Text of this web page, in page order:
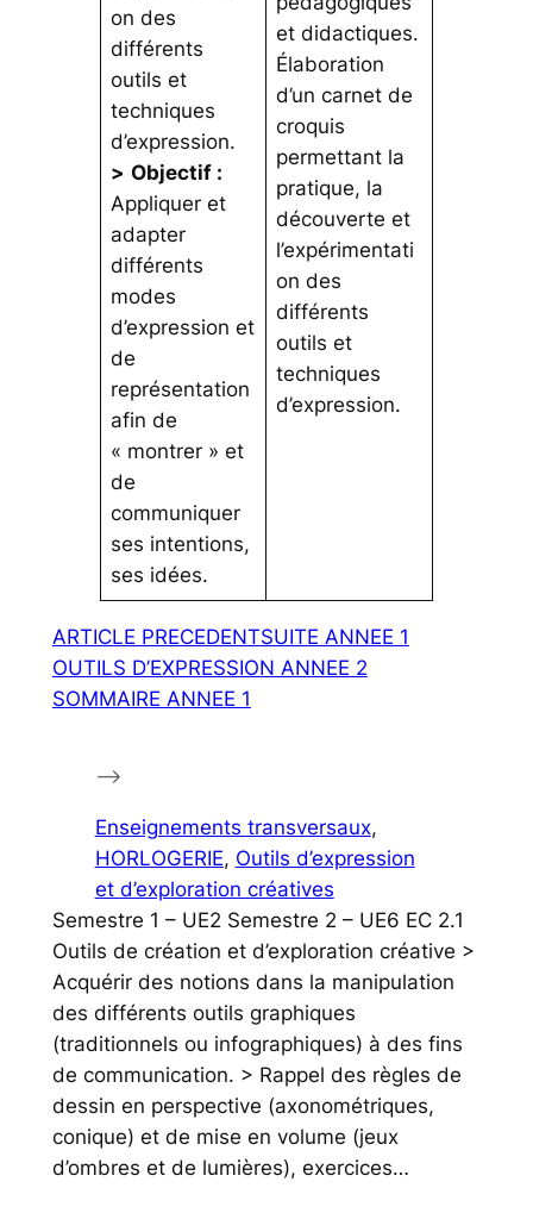
on des
différents
outils et
techniques
d’expression.
> Objectif :
Appliquer et
adapter
différents
modes
d’expression et
de
représentation
afin de
« montrer » et
de
communiquer
ses intentions,
ses idées.
et didactiques.
Élaboration
d’un carnet de
croquis
permettant la
pratique, la
découverte et
l’expérimentati
on des
différents
outils et
techniques
d’expression.
ARTICLE PRECEDENTSUITE ANNEE 1
OUTILS D’EXPRESSION ANNEE 2
SOMMAIRE ANNEE 1
–>
Enseignements transversaux
HORLOGERIE, Outils d’expression
et d’exploration créatives
Semestre 1 – UE2 Semestre 2 – UE6 EC 2.1
Outils de création et d’exploration créative >
Acquérir des notions dans la manipulation
des différents outils graphiques
(traditionnels ou infographiques) à des fins
de communication. > Rappel des règles de
dessin en perspective (axonométriques,
conique) et de mise en volume (jeux
d’ombres et de lumières), exercices…